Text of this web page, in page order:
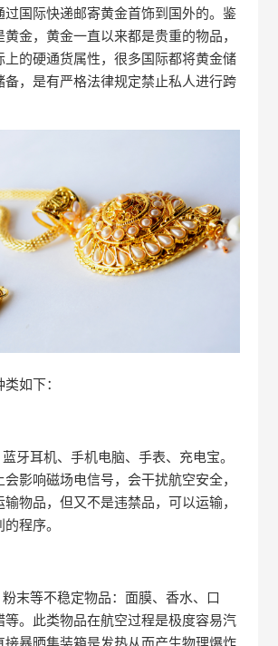
过国际快递邮寄黄金首饰到国外的。鉴
金，黄金一直以来都是贵重的物品，
上的硬通货属性，很多国际都将黄金储
备，是有严格法律规定禁止私人进行跨
如下：
牙耳机、手机电脑、手表、充电宝。
会影响磁场电信号，会干扰航空安全，
物品，但又不是违禁品，可以运输，
程序。
末等不稳定物品：面膜、香水、口
等。此类物品在航空过程是极度容易汽